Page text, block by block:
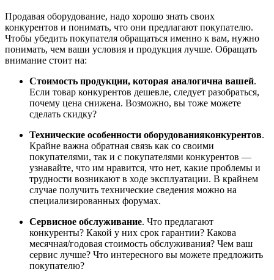
Продавая оборудование, надо хорошо знать своих
конкурентов и понимать, что они предлагают покупателю.
Чтобы убедить покупателя обращаться именно к вам, нужно
понимать, чем ваши условия и продукция лучше. Обращать
внимание стоит на:
Стоимость продукции, которая аналогична вашей.
Если товар конкурентов дешевле, следует разобраться,
почему цена снижена. Возможно, вы тоже можете
сделать скидку?
Технические особенности оборудованияконкурентов.
Крайне важна обратная связь как со своими
покупателями, так и с покупателями конкурентов —
узнавайте, что им нравится, что нет, какие проблемы и
трудности возникают в ходе эксплуатации. В крайнем
случае получить технические сведения можно на
специализированных форумах.
Сервисное обслуживание. Что предлагают
конкуренты? Какой у них срок гарантии? Какова
месячная/годовая стоимость обслуживания? Чем ваш
сервис лучше? Что интересного вы можете предложить
покупателю?